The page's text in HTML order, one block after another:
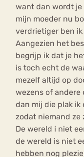
want dan wordt je
mijn moeder nu
verdrietiger ben
Aangezien het
begrijp ik dat je
is toch echt de
mezelf altijd op
wezens of
dan mij die plak ik
zodat niemand ze
De wereld i niet
de wereld is niet
hebben nog